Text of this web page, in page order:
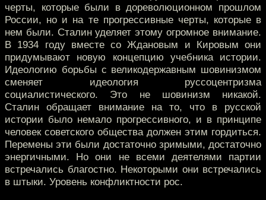
черты, которые были в дореволюционном прошлом
России, но и на те прогрессивные черты, которые в
нем были. Сталин уделяет этому огромное внимание.
В 1934 году вместе со Ждановым и Кировым они
придумывают новую концепцию учебника истории.
Идеологию борьбы с великодержавным шовинизмом
сменяет идеология руссоцентризма
социалистического. Это не шовинизм никакой.
Сталин обращает внимание на то, что в русской
истории было немало прогрессивного, и в принципе
человек советского общества должен этим гордиться.
Перемены эти были достаточно зримыми, достаточно
энергичными. Но они не всеми деятелями партии
встречались благостно. Некоторыми они встречались
в штыки. Уровень конфликтности рос.